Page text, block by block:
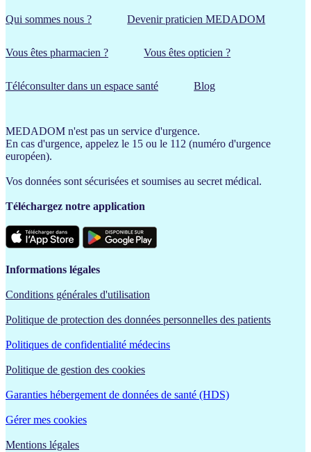
Qui sommes nous ? Devenir praticien MEDADOM
Vous êtes pharmacien ? Vous êtes opticien ?
Téléconsulter dans un espace santé Blog
MEDADOM n'est pas un service d'urgence.
En cas d'urgence, appelez le 15 ou le 112 (numéro d'urgence
européen).
Vos données sont sécurisées et soumises au secret médical.
Téléchargez notre application
Informations légales
Conditions générales d'utilisation
Politique de protection des données personnelles des patients
Politiques de confidentialité médecins
Politique de gestion des cookies
Garanties hébergement de données de santé (HDS)
Gérer mes cookies
Mentions légales